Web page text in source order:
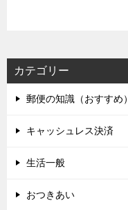
カテゴリー
郵便の知識（おすすめ）
キャッシュレス決済
生活一般
おつきあい